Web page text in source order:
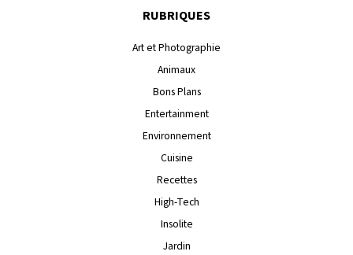
RUBRIQUES
Art et Photographie
Animaux
Bons Plans
Entertainment
Environnement
Cuisine
Recettes
High-Tech
Insolite
Jardin